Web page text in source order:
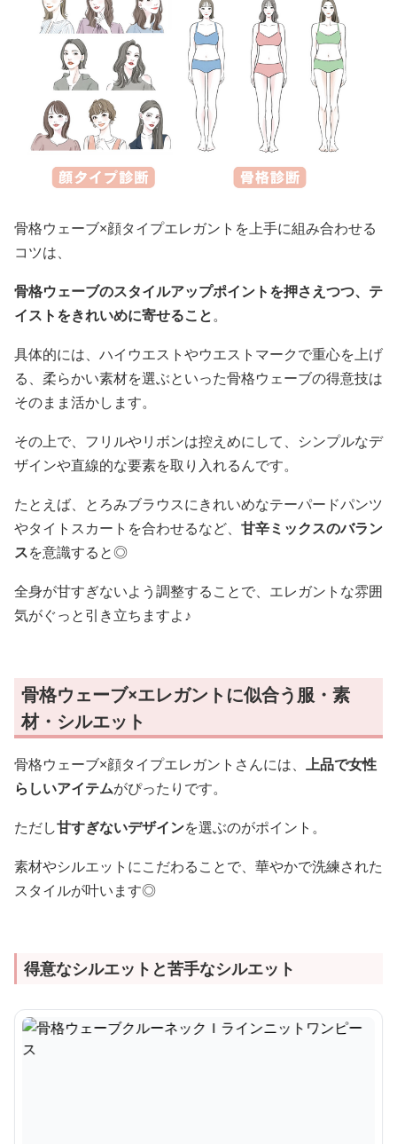
骨格ウェーブ×顔タイプエレガントを上手に組み合わせる
コツは、
骨格ウェーブのスタイルアップポイントを押さえつつ、テ
イストをきれいめに寄せること。
具体的には、ハイウエストやウエストマークで重心を上げ
る、柔らかい素材を選ぶといった骨格ウェーブの得意技は
そのまま活かします。
その上で、フリルやリボンは控えめにして、シンプルなデ
ザインや直線的な要素を取り入れるんです。
たとえば、とろみブラウスにきれいめなテーパードパンツ
やタイトスカートを合わせるなど、 甘辛ミックスのバラン
スを意識すると◎
全身が甘すぎないよう調整することで、エレガントな雰囲
気がぐっと引き立ちますよ♪
骨格ウェーブ×エレガントに似合う服・素
材・シルエット
骨格ウェーブ×顔タイプエレガントさんには、 上品で女性
らしいアイテムがぴったりです。
ただし甘すぎないデザインを選ぶのがポイント。
素材やシルエットにこだわることで、華やかで洗練された
スタイルが叶います◎
得意なシルエットと苦手なシルエット